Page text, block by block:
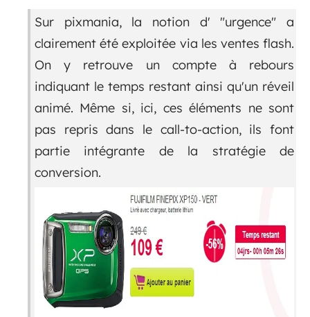
Sur pixmania, la notion d' "urgence" a
clairement été exploitée via les ventes flash.
On y retrouve un compte à rebours
indiquant le temps restant ainsi qu'un réveil
animé. Même si, ici, ces éléments ne sont
pas repris dans le call-to-action, ils font
partie intégrante de la stratégie de
conversion.